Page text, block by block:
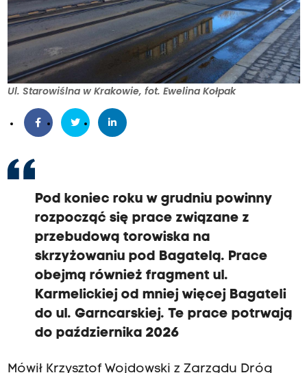
Ul. Starowiślna w Krakowie, fot. Ewelina Kołpak
Pod koniec roku w grudniu powinny
rozpocząć się prace związane z
przebudową torowiska na
skrzyżowaniu pod Bagatelą. Prace
obejmą również fragment ul.
Karmelickiej od mniej więcej Bagateli
do ul. Garncarskiej. Te prace potrwają
do października 2026
Mówił Krzysztof Wojdowski z Zarządu Dróg